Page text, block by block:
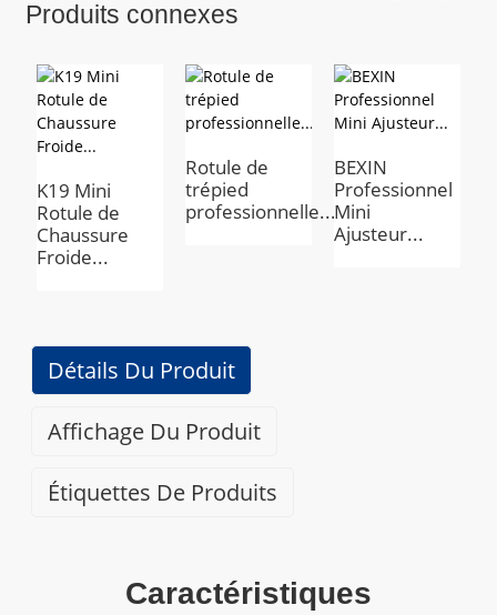
Produits connexes
K19 Mini
Rotule de
Chaussure
Froide...
Rotule de
trépied
professionnelle...
BEXIN
Professionnel
Mini
Ajusteur...
Détails Du Produit
Affichage Du Produit
Étiquettes De Produits
Caractéristiques